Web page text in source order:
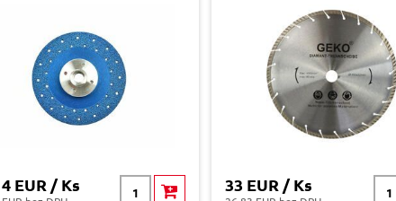
EUR / Ks 33 EUR / Ks